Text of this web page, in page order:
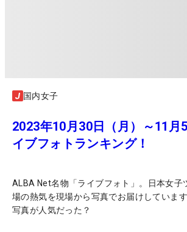
国内女子
2023年10月30日（月）～11月
イブフォトランキング！
ALBA Net名物「ライブフォト」。日本女子
場の熱気を現場から写真でお届けしていま
写真が人気だった？